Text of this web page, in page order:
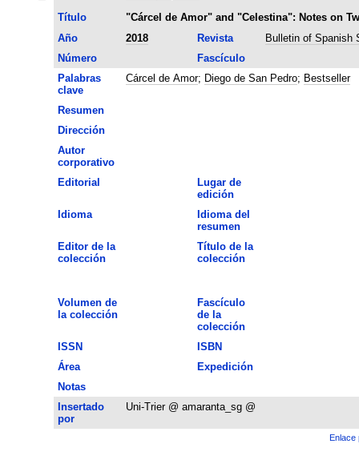
Título
"Cárcel de Amor" and "Celestina": Notes on
Año
2018 Revista
Bulletin of Spanish
Número
Fascículo
Palabras
clave
Cárcel de Amor; Diego de San Pedro; Bestseller
Resumen
Dirección
Autor
corporativo
Editorial
Lugar de
edición
Idioma
Idioma del
resumen
Editor de la
colección
Título de la
colección
Volumen de
la colección
Fascículo
de la
colección
ISSN
ISBN
Área
Expedición
Notas
Insertado
por
Uni-Trier @ amaranta_sg @
Enlace